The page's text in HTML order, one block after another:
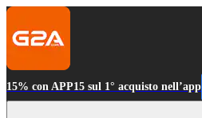
15% con APP15 sul 1° acquisto nell’app